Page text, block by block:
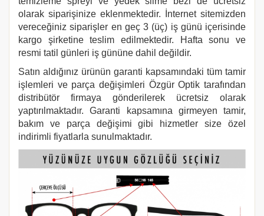
olarak siparişinize eklenmektedir. İnternet sitemizden
vereceğiniz siparişler en geç 3 (üç) iş günü içerisinde
kargo şirketine teslim edilmektedir. Hafta sonu ve
resmi tatil günleri iş gününe dahil değildir.
Satın aldığınız ürünün garanti kapsamındaki tüm tamir
işlemleri ve parça değişimleri Özgür Optik tarafından
distribütör firmaya gönderilerek ücretsiz olarak
yaptırılmaktadır. Garanti kapsamına girmeyen tamir,
bakım ve parça değişimi gibi hizmetler size özel
indirimli fiyatlarla sunulmaktadır.